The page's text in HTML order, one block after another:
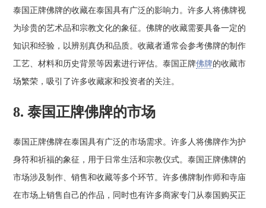
泰国正牌佛牌的收藏在泰国具有广泛的影响力。许多人将佛牌视
为珍贵的艺术品和宗教文化的象征。佛牌的收藏需要具备一定的
知识和经验，以辨别真伪和品质。收藏者通常会参考佛牌的制作
工艺、材料和历史背景等因素进行评估。泰国正牌佛牌的收藏市
场繁荣，吸引了许多收藏家和投资者的关注。
8. 泰国正牌佛牌的市场
泰国正牌佛牌在泰国具有广泛的市场需求。许多人将佛牌作为护
身符和祈福的象征，用于日常生活和宗教仪式。泰国正牌佛牌的
市场涉及制作、销售和收藏等多个环节。许多佛牌制作师和寺庙
在市场上销售自己的作品，同时也有许多商家专门从泰国购买正